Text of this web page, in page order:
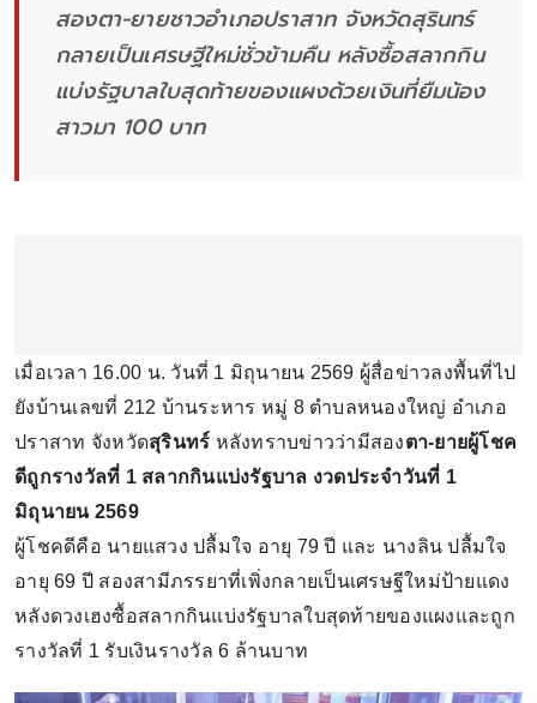
สองตา-ยายชาวอำเภอปราสาท จังหวัดสุรินทร์
กลายเป็นเศรษฐีใหม่ชั่วข้ามคืน หลังซื้อสลากกิน
แบ่งรัฐบาลใบสุดท้ายของแผงด้วยเงินที่ยืมน้อง
สาวมา 100 บาท
เมื่อเวลา 16.00 น. วันที่ 1 มิถุนายน 2569 ผู้สื่อข่าวลงพื้นที่ไป
ยังบ้านเลขที่ 212 บ้านระหาร หมู่ 8 ตำบลหนองใหญ่ อำเภอ
ปราสาท จังหวัดสุรินทร์ หลังทราบข่าวว่ามีสองตา-ยายผู้โชค
ดีถูกรางวัลที่ 1 สลากกินแบ่งรัฐบาล งวดประจำวันที่ 1
มิถุนายน 2569
ผู้โชคดีคือ นายแสวง ปลื้มใจ อายุ 79 ปี และ นางลิน ปลื้มใจ
อายุ 69 ปี สองสามีภรรยาที่เพิ่งกลายเป็นเศรษฐีใหม่ป้ายแดง
หลังดวงเฮงซื้อสลากกินแบ่งรัฐบาลใบสุดท้ายของแผงและถูก
รางวัลที่ 1 รับเงินรางวัล 6 ล้านบาท